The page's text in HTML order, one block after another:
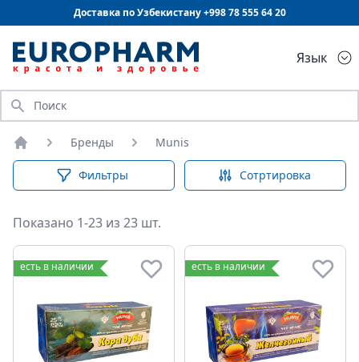
Доставка по Узбекистану +99878 555 64 20
Язык
Искать
Главная
Бренды Munis
Фильтры Сотртировка
Показано 1-23 из 23 шт.
есть в наличии есть в наличии